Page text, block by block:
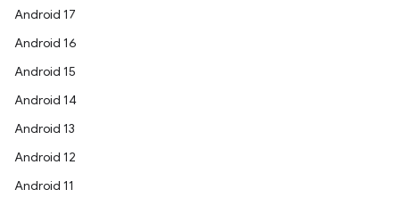
Android 17
Android 16
Android 15
Android 14
Android 13
Android 12
Android 11